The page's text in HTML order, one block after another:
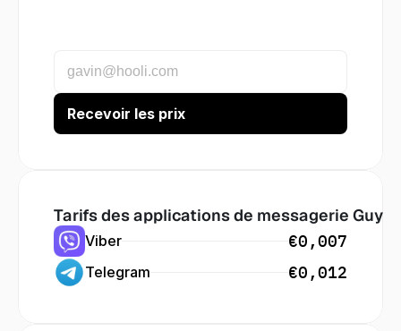
Tarifs des applications de messagerie
Viber €0,007
Telegram €0,012